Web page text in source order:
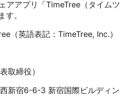
アアプリ「TimeTree（タイムツ
す。
（英語表記：TimeTree, Inc.）
取締役）
新宿6-6-3 新宿国際ビルディン